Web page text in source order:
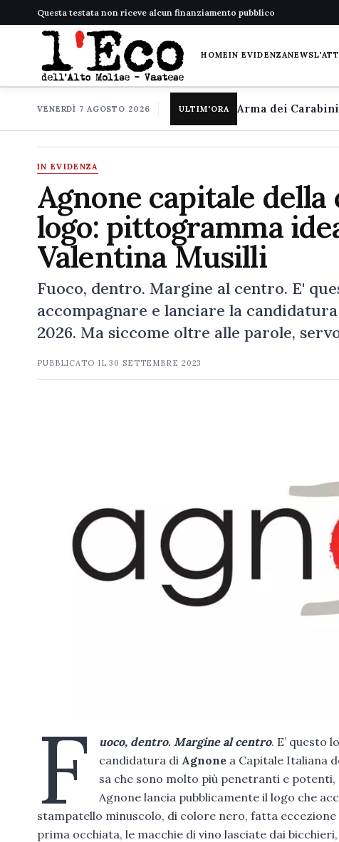
Questa testata non riceve alcun finanziamento pubblico
HOMEIN EVIDENZANEWS
VENERDÌ 7 AGOSTO 2026 ULTIM'ORA
IN EVIDENZA
Agnone capitale
logo: pittogramma
Valentina Musilli
Fuoco, dentro. Margine al centro. E'
accompagnare e lanciare la
2026. Ma siccome oltre alle parole,
PUBBLICATO IL30 SETTEMBRE 2023
F uoco, dentro. Margine al centro. E’ questo
candidatura di Agnone a Capitale Italiana
sa che sono molto più penetranti e potenti,
Agnone lancia pubblicamente il logo che
stampatello minuscolo, di colore nero, fatta eccezione
prima occhiata, le macchie di vino lasciate dai